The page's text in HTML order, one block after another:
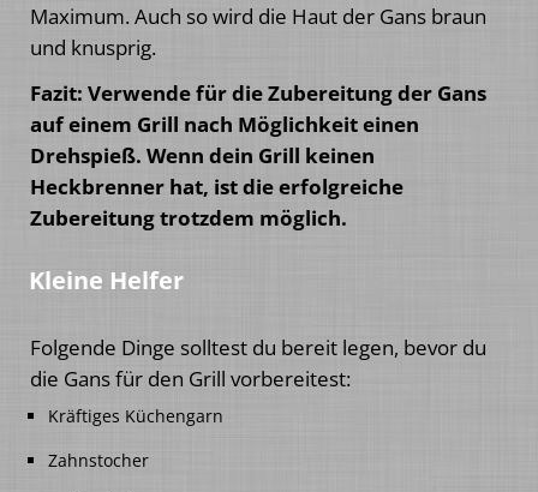
Maximum. Auch so wird die Haut der Gans braun
und knusprig.
Fazit: Verwende für die Zubereitung der Gans
auf einem Grill nach Möglichkeit einen
Drehspieß. Wenn dein Grill keinen
Heckbrenner hat, ist die erfolgreiche
Zubereitung trotzdem möglich.
Kleine Helfer
Folgende Dinge solltest du bereit legen, bevor du
die Gans für den Grill vorbereitest:
Kräftiges Küchengarn
Zahnstocher